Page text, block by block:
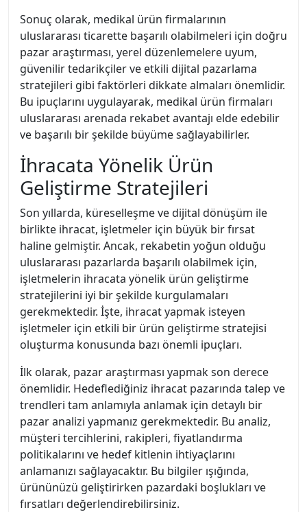
Sonuç olarak, medikal ürün firmalarının
uluslararası ticarette başarılı olabilmeleri için doğru
pazar araştırması, yerel düzenlemelere uyum,
güvenilir tedarikçiler ve etkili dijital pazarlama
stratejileri gibi faktörleri dikkate almaları önemlidir.
Bu ipuçlarını uygulayarak, medikal ürün firmaları
uluslararası arenada rekabet avantajı elde edebilir
ve başarılı bir şekilde büyüme sağlayabilirler.
İhracata Yönelik Ürün
Geliştirme Stratejileri
Son yıllarda, küreselleşme ve dijital dönüşüm ile
birlikte ihracat, işletmeler için büyük bir fırsat
haline gelmiştir. Ancak, rekabetin yoğun olduğu
uluslararası pazarlarda başarılı olabilmek için,
işletmelerin ihracata yönelik ürün geliştirme
stratejilerini iyi bir şekilde kurgulamaları
gerekmektedir. İşte, ihracat yapmak isteyen
işletmeler için etkili bir ürün geliştirme stratejisi
oluşturma konusunda bazı önemli ipuçları.
İlk olarak, pazar araştırması yapmak son derece
önemlidir. Hedeflediğiniz ihracat pazarında talep ve
trendleri tam anlamıyla anlamak için detaylı bir
pazar analizi yapmanız gerekmektedir. Bu analiz,
müşteri tercihlerini, rakipleri, fiyatlandırma
politikalarını ve hedef kitlenin ihtiyaçlarını
anlamanızı sağlayacaktır. Bu bilgiler ışığında,
ürününüzü geliştirirken pazardaki boşlukları ve
fırsatları değerlendirebilirsiniz.